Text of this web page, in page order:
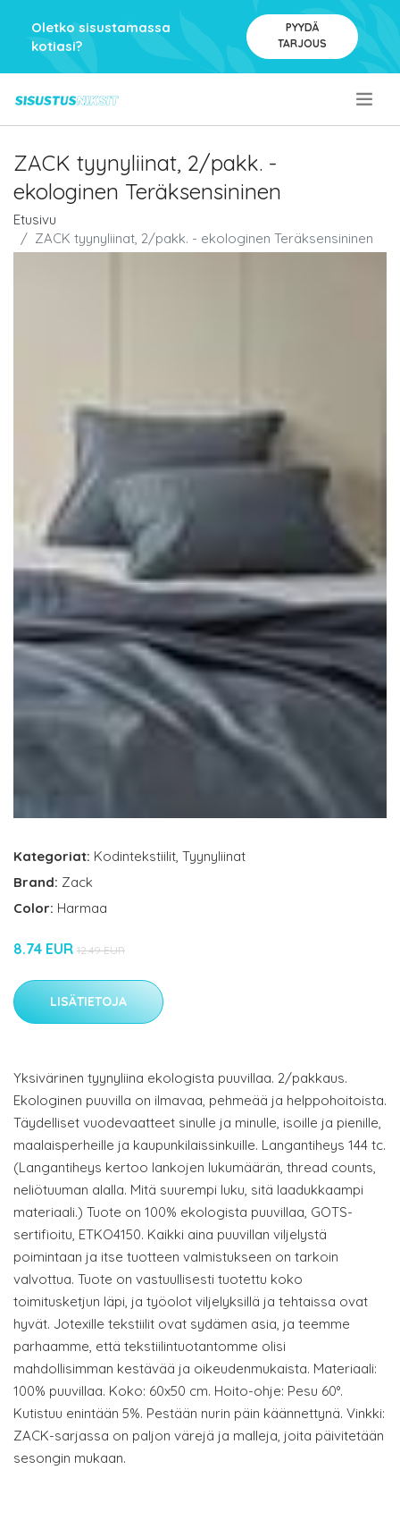
Oletko sisustamassa
kotiasi?
PYYDÄ
TARJOUS
ZACK tyynyliinat, 2/pakk. -
ekologinen Teräksensininen
Etusivu
ZACK tyynyliinat, 2/pakk. - ekologinen Teräksensininen
Kategoriat: Kodintekstiilit, Tyynyliinat
Brand: Zack
Color: Harmaa
8.74 EUR 12.49 EUR
LISÄTIETOJA
Yksivärinen tyynyliina ekologista puuvillaa. 2/pakkaus.
Ekologinen puuvilla on ilmavaa, pehmeää ja helppohoitoista.
Täydelliset vuodevaatteet sinulle ja minulle, isoille ja pienille,
maalaisperheille ja kaupunkilaissinkuille. Langantiheys 144 tc.
(Langantiheys kertoo lankojen lukumäärän, thread counts,
neliötuuman alalla. Mitä suurempi luku, sitä laadukkaampi
materiaali.) Tuote on 100% ekologista puuvillaa, GOTS-
sertifioitu, ETKO4150. Kaikki aina puuvillan viljelystä
poimintaan ja itse tuotteen valmistukseen on tarkoin
valvottua. Tuote on vastuullisesti tuotettu koko
toimitusketjun läpi, ja työolot viljelyksillä ja tehtaissa ovat
hyvät. Jotexille tekstiilit ovat sydämen asia, ja teemme
parhaamme, että tekstiilintuotantomme olisi
mahdollisimman kestävää ja oikeudenmukaista. Materiaali:
100% puuvillaa. Koko: 60x50 cm. Hoito-ohje: Pesu 60°.
Kutistuu enintään 5%. Pestään nurin päin käännettynä. Vinkki:
ZACK-sarjassa on paljon värejä ja malleja, joita päivitetään
sesongin mukaan.